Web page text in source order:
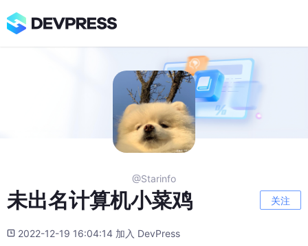
@Starinfo
未出名计算机小菜鸡 关注
2022-12-19 16:04:14 加入 DevPress